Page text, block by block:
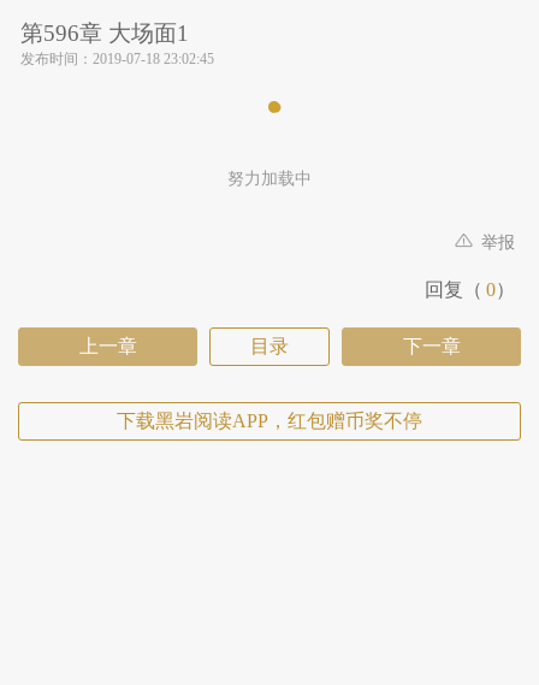
第596章 大场面1
发布时间： 2019-07-18 23:02:45
努力加载中
举报
回复（ 0）
上一章 目录 下一章
下载黑岩阅读APP，红包赠币奖不停